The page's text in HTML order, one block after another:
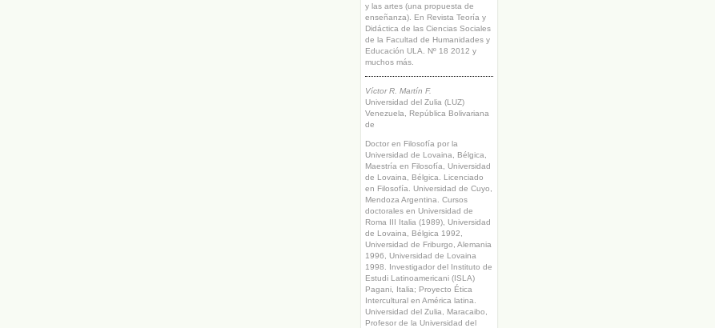
y las artes (una propuesta de
enseñanza). En Revista Teoría y
Didáctica de las Ciencias Sociales
de la Facultad de Humanidades y
Educación ULA. Nº 18 2012 y
muchos más.
Víctor R. Martín F.
Universidad del Zulia (LUZ)
Venezuela, República Bolivariana
de
Doctor en Filosofía por la
Universidad de Lovaina, Bélgica,
Maestría en Filosofía, Universidad
de Lovaina, Bélgica. Licenciado
en Filosofía. Universidad de Cuyo,
Mendoza Argentina. Cursos
doctorales en Universidad de
Roma III Italia (1989), Universidad
de Lovaina, Bélgica 1992,
Universidad de Friburgo, Alemania
1996, Universidad de Lovaina
1998. Investigador del Instituto de
Estudi Latinoamericani (ISLA)
Pagani, Italia; Proyecto Ética
Intercultural en América latina.
Universidad del Zulia, Maracaibo,
Profesor de la Universidad del